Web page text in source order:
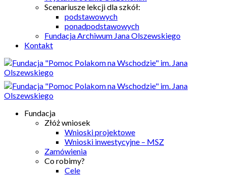
Scenariusze lekcji dla szkół:
podstawowych
ponadpodstawowych
Fundacja Archiwum Jana Olszewskiego
Kontakt
Fundacja
Złóż wniosek
Wnioski projektowe
Wnioski inwestycyjne – MSZ
Zamówienia
Co robimy?
Cele